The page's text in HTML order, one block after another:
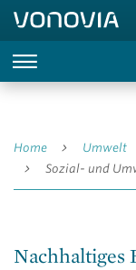
Home
Umwelt
Sozial- und
Nachhaltiges